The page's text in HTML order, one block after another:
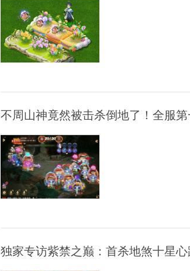
不周山神竟然被击杀倒地了！全服
独家专访紫禁之巅：首杀地煞十星